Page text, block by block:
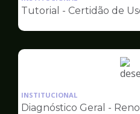
Tutorial - Certidão de
INSTITUCIONAL
Diagnóstico Geral -